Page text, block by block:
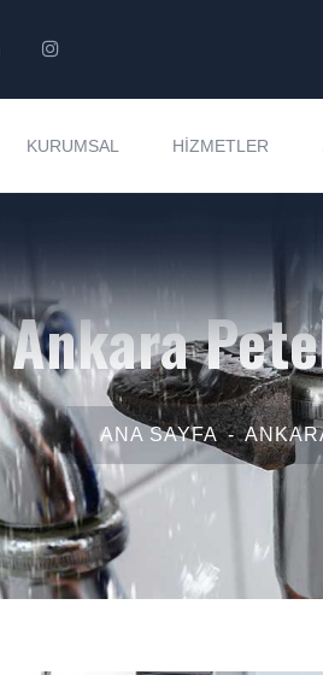
KURUMSAL HIZMETLER
Ankara
ANA SAYFA